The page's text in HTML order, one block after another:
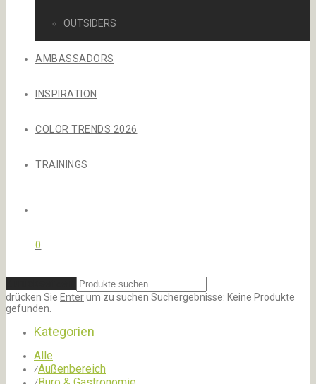
OUTSIDERS
AMBASSADORS
INSPIRATION
COLOR TRENDS 2026
TRAININGS
0
drücken Sie Enterum zu suchen Suchergebnisse: Keine Produkte
gefunden.
Kategorien
Alle
⁄Außenbereich